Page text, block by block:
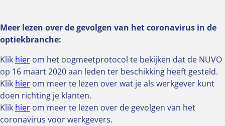
Meer lezen over de gevolgen van het coronavirus in de
optiekbranche:
Klik hier om het oogmeetprotocol te bekijken dat de NUVO
op 16 maart 2020 aan leden ter beschikking heeft gesteld.
Klik hier om meer te lezen over wat je als werkgever kunt
doen richting je klanten.
Klik hier om meer te lezen over de gevolgen van het
coronavirus voor werkgevers.